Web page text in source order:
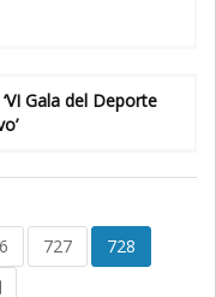
Gala del Deporte
727
728